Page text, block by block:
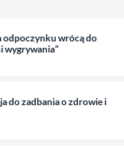
odpoczynku wrócą do
wygrywania”
do zadbania o zdrowie i